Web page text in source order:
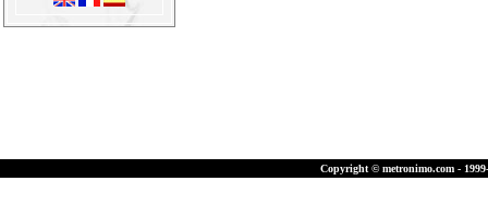
Copyright © metronimo.com -